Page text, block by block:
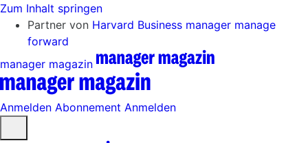
Zum Inhalt springen
Partner von Harvard Business manager manage
forward
manager magazin
Anmelden Abonnement Anmelden